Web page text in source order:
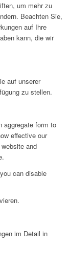
um mehr zu
Beachten Sie,
auf Ihre
kann, die wir
auf unserer
zu stellen.
aggregate form to
effective our
and
can disable
im Detail in